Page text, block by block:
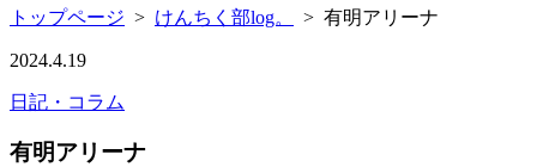
トップページ > けんちく部log。 > 有明アリーナ
2024.4.19
日記・コラム
有明アリーナ